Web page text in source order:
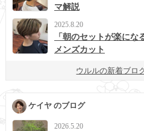
マ解説
2025.8.20
「朝のセットが楽に
メンズカット
ウルルの新着ブロ
ケイヤ のブログ
2026.5.20